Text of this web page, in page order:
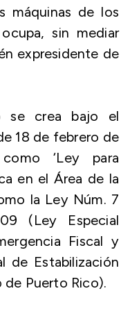
máquinas de los
sin mediar
expresidente de
se crea bajo el
18 de febrero de
‘Ley para
en el Área de la
la Ley Núm. 7
(Ley Especial
Fiscal y
de Estabilización
de Puerto Rico).